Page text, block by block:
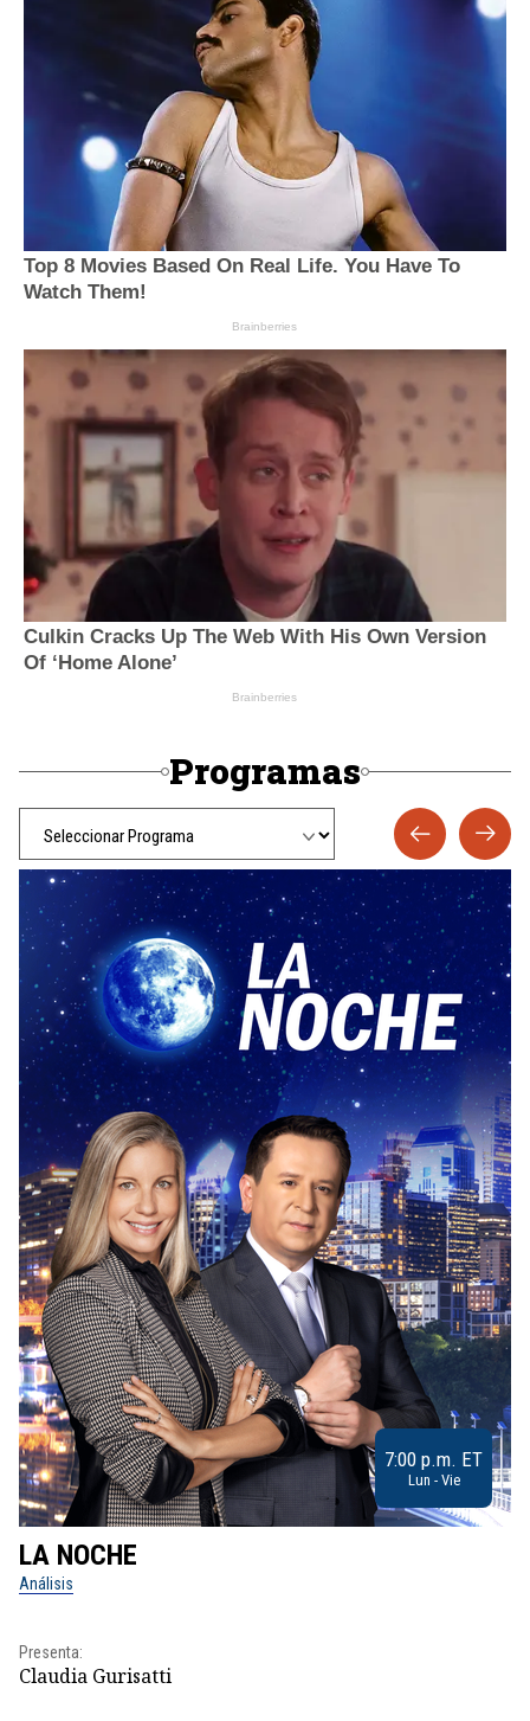
Programas
7:00 p.m. ET
Lun - Vie
LA NOCHE
Análisis
Presenta:
Claudia Gurisatti